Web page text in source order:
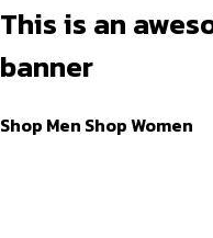
This is an
banner
Shop Men Shop Women